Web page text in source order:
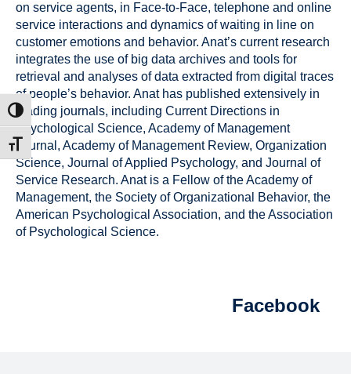
הפעל/
מתג
on service agents, in Face-to-Face, telephone and online
service interactions and dynamics of waiting in line on
customer emotions and behavior. Anat’s current research
integrates the use of big data archives and tools for
retrieval and analyses of data extracted from digital traces
of people’s behavior. Anat has published extensively in
leading journals, including Current Directions in
Psychological Science, Academy of Management
Journal, Academy of Management Review, Organization
Science, Journal of Applied Psychology, and Journal of
Service Research. Anat is a Fellow of the Academy of
Management, the Society of Organizational Behavior, the
American Psychological Association, and the Association
of Psychological Science.
Facebook